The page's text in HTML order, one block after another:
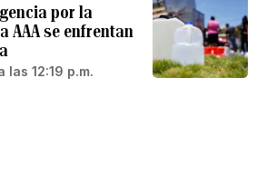
por la
AAA se enfrentan
12:19 p.m.